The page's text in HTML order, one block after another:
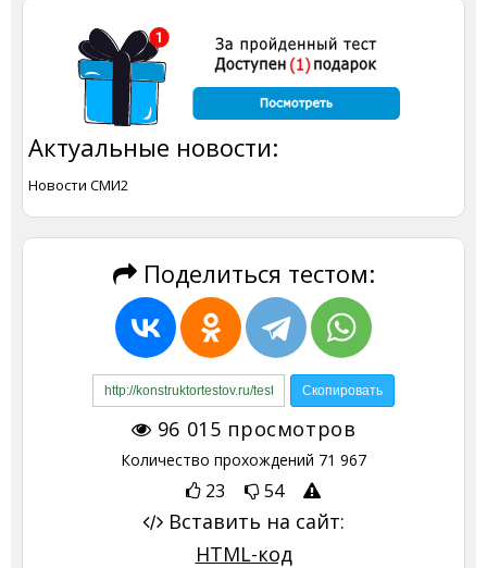
Актуальные новости:
Новости СМИ2
Поделиться тестом:
96 015 просмотров
Количество прохождений 71 967
23 54
Вставить на сайт:
HTML-код